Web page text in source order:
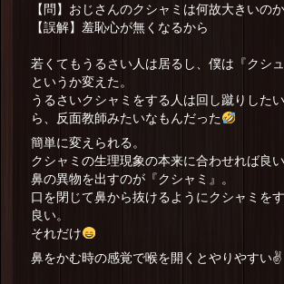
【問】おじさんのクシャミは何故大きいのか
【誤解】羞恥心が無くなるから
若くてもうるさい人は居るし、僕は『クシュ
というか変えた。
うるさいクシャミをする人は回し蹴りした
ら、反面教師みたいなもんだった
簡単に変えられる。
クシャミの生理現象の本来に合わせれば良い
鼻の異物を出すのが『クシャミ』。
口を閉じて鼻から抜けるようにクシャミを
良い。
それだけ
鼻をかむ時の感覚で喉を開くとやりやすい✌️